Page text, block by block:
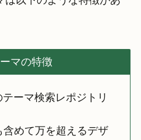
マの特徴
ーマ検索レポジトリ
めて万を超えるデザ